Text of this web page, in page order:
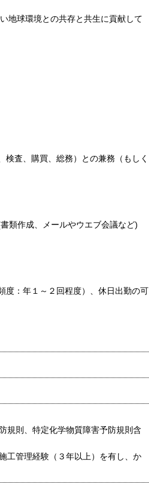
地球環境との共存と共生に貢献して
査、購買、総務）との兼務（もしく
類作成、メールやウエブ会議など)
度：年１～２回程度）、休日出勤の可
規則、特定化学物質障害予防規則含
工管理経験（３年以上）を有し、か